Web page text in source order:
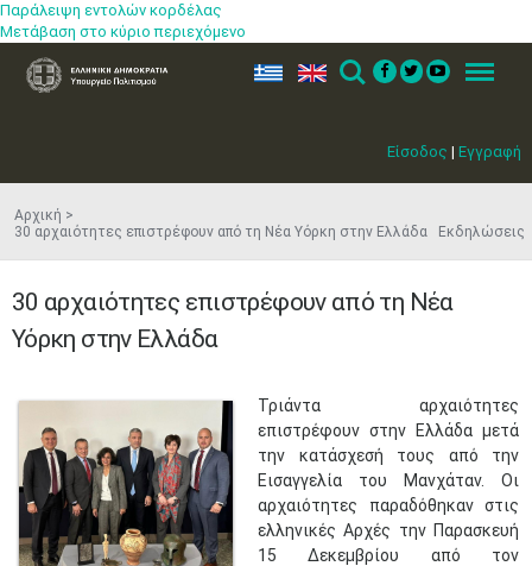
Παράλειψη εντολών κορδέλας
Μετάβαση στο κύριο περιεχόμενο
Είσοδος | Εγγραφή
ελ en Search Menu
Αρχική
30 αρχαιότητες επιστρέφουν από τη Νέα Υόρκη στην Ελλάδα Εκδηλώσεις
30 αρχαιότητες επιστρέφουν από τη Νέα
Υόρκη στην Ελλάδα
​Τριάντα αρχαιότητες
επιστρέφουν στην Ελλάδα μετά
την κατάσχεσή τους από την
Εισαγγελία του Μανχάταν. Οι
αρχαιότητες παραδόθηκαν στις
ελληνικές Αρχές την Παρασκευή
15 Δεκεμβρίου από τον